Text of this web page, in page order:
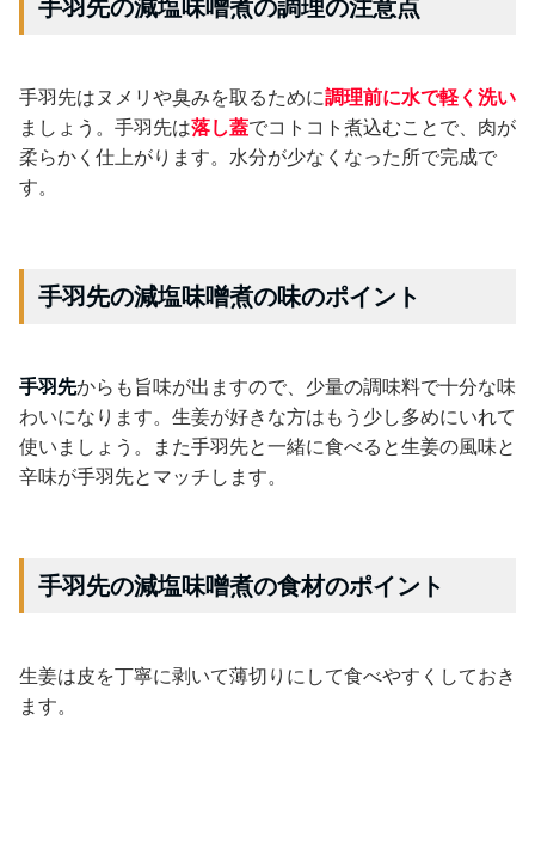
手羽先の減塩味噌煮の調理の注意点
手羽先はヌメリや臭みを取るために調理前に水で軽く洗い
ましょう。手羽先は落し蓋でコトコト煮込むことで、肉が
柔らかく仕上がります。水分が少なくなった所で完成で
す。
手羽先の減塩味噌煮の味のポイント
手羽先からも旨味が出ますので、少量の調味料で十分な味
わいになります。生姜が好きな方はもう少し多めにいれて
使いましょう。また手羽先と一緒に食べると生姜の風味と
辛味が手羽先とマッチします。
手羽先の減塩味噌煮の食材のポイント
生姜は皮を丁寧に剥いて薄切りにして食べやすくしておき
ます。